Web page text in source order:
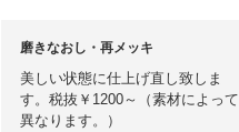
磨きなおし・再メッキ
美しい状態に仕上げ直し致しま
す。税抜￥1200～（素材によって
異なります。）